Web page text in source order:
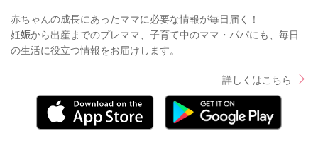
赤ちゃんの成長にあったママに必要な情報が毎日届く！
妊娠から出産までのプレママ、子育て中のママ・パパにも、毎日
の生活に役立つ情報をお届けします。
詳しくはこちら